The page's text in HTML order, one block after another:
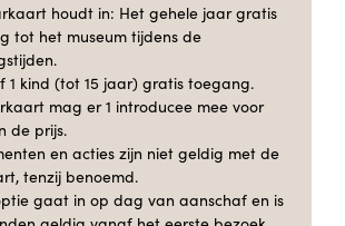
houdt in: Het gehele jaar gratis
tot het museum tijdens de
1 kind (tot 15 jaar) gratis toegang.
mag er 1 introducee mee voor
de prijs.
en acties zijn niet geldig met de
tenzij benoemd.
gaat in op dag van aanschaf en is